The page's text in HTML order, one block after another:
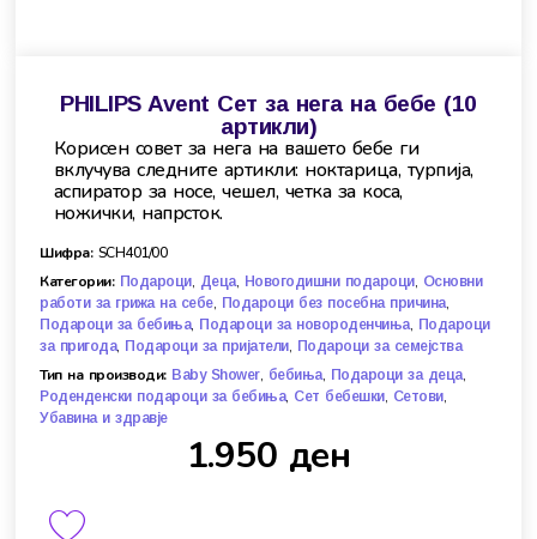
PHILIPS Avent Сет за нега на бебе (10
артикли)
Корисен совет за нега на вашето бебе ги
вклучува следните артикли: ноктарица, турпија,
аспиратор за носе, чешел, четка за коса,
ножички, напрсток.
Шифра: SCH401/00
Категории: Подароци, Деца, Новогодишни подароци, Основни
работи за грижа на себе, Подароци без посебна причина,
Подароци за бебиња, Подароци за новороденчиња, Подароци
за пригода, Подароци за пријатели, Подароци за семејства
Тип на производи: Baby Shower, бебиња, Подароци за деца,
Роденденски подароци за бебиња, Сет бебешки, Сетови,
Убавина и здравје
1.950 ден